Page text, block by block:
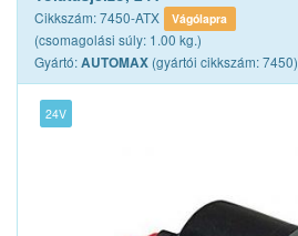
Cikkszám: 7450-ATX Vágólapra
(csomagolási súly: 1.00 kg.)
Gyártó:AUTOMAX (gyártói cikkszám: 7450)
24V